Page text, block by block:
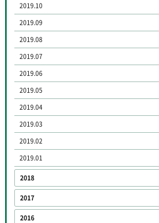
2019.10
2019.09
2019.08
2019.07
2019.06
2019.05
2019.04
2019.03
2019.02
2019.01
2018
2017
2016